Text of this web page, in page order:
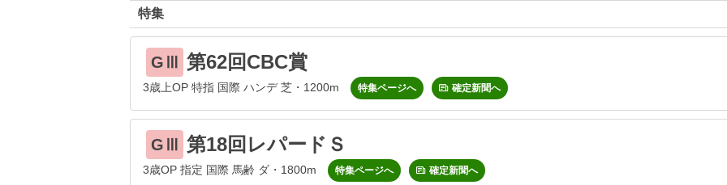
特集
GⅢ 第62回CBC賞
3歳上OP 特指 国際 ハンデ 芝・1200m 特集ページへ 確定新聞へ
GⅢ 第18回レパードＳ
3歳OP 指定 国際 馬齢 ダ・1800m 特集ページへ 確定新聞へ